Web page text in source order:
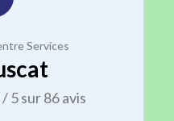
Services
5 sur 86 avis